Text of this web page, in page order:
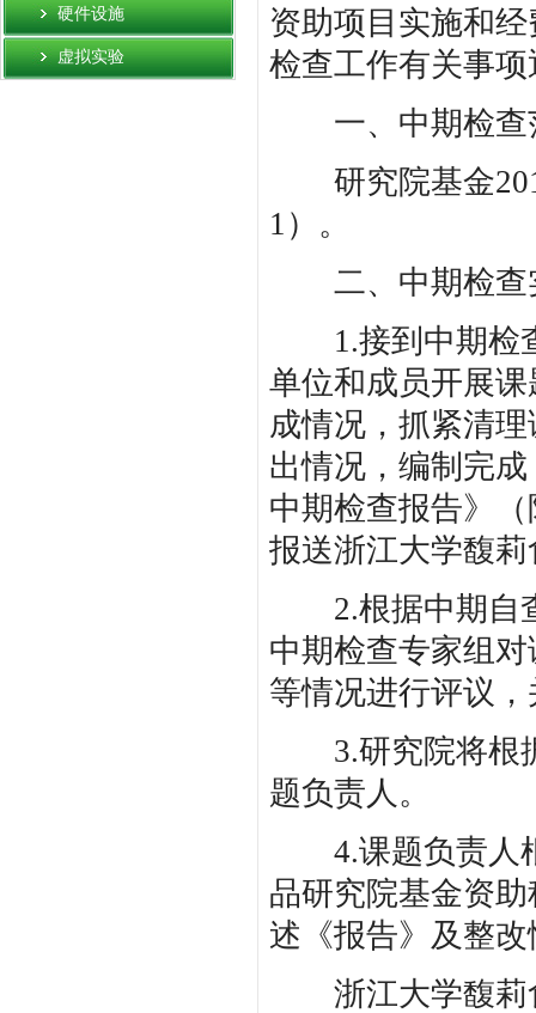
硬件设施
虚拟实验
资助项目实施和
检查工作有关事
一、中期检查
研究院基金
1）。
二、中期检查
1.接到中期检查
单位和成员开展
成情况，抓紧清
出情况，编制完
中期检查报告》
报送浙江大学馥
2.根据中期自查
中期检查专家组
等情况进行评议
3.研究院将根据
题负责人。
4.课题负责人根
品研究院基金资
述《报告》及整
浙江大学馥莉